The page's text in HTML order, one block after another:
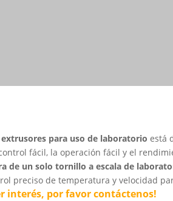
para uso de laboratorio está
fácil, la operación fácil y el
de un solo tornillo a escala de
preciso de temperatura y velocidad
interés, por favor contáctenos!